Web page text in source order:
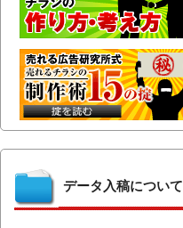
データ入稿について